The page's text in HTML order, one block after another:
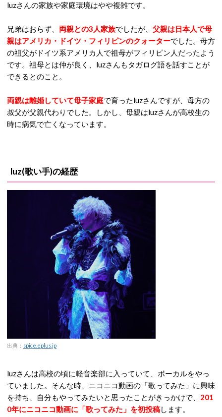
luzさんの家族や家庭環境はやや複雑です。
兄弟はおらず、 両親との3人家族でしたが、 父親は日本人で母
親はアメリカ・ドイツ・フィリピンのクォーターでした。母方
の祖父がドイツ系アメリカ人で祖母がフィリピン人だったよう
です。祖母とは仲が良く、luzさんもタガログ語を話すことが
できるとのこと。
両親は離婚していて母子家庭で育ったluzさんですが、母方の
叔父が父親代わりでした。しかし、母親はluzさんが高校生の
時に病気で亡くなっています。
luz(歌い手)の経歴
出典： spice.eplus.jp
luzさんは高校の頃に軽音楽部に入っていて、ボーカルをやっ
ていました。そんな時、ニコニコ動画の「歌ってみた」に興味
を持ち、自分もやってみたいと思ったことがきっかけで、 201
0年にニコニコ動画に「歌ってみた」を初投稿します。